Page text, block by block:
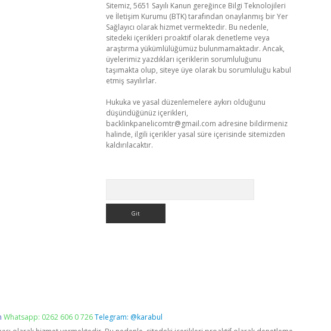
Sitemiz, 5651 Sayılı Kanun gereğince Bilgi Teknolojileri
ve İletişim Kurumu (BTK) tarafından onaylanmış bir Yer
Sağlayıcı olarak hizmet vermektedir. Bu nedenle,
sitedeki içerikleri proaktif olarak denetleme veya
araştırma yükümlülüğümüz bulunmamaktadır. Ancak,
üyelerimiz yazdıkları içeriklerin sorumluluğunu
taşımakta olup, siteye üye olarak bu sorumluluğu kabul
etmiş sayılırlar.
Hukuka ve yasal düzenlemelere aykırı olduğunu
düşündüğünüz içerikleri,
backlinkpanelicomtr@gmail.com adresine bildirmeniz
halinde, ilgili içerikler yasal süre içerisinde sitemizden
kaldırılacaktır.
Whatsapp: 0262 606 0 726Telegram: @karabul